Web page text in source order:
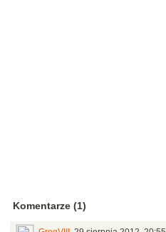
Komentarze (1)